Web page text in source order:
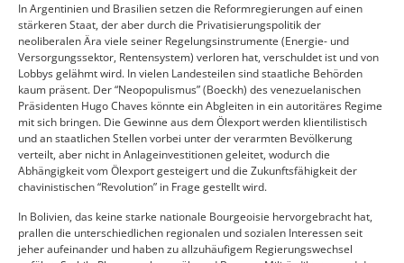
In Argentinien und Brasilien setzen die Reformregierungen auf einen
stärkeren Staat, der aber durch die Privatisierungspolitik der
neoliberalen Ära viele seiner Regelungsinstrumente (Energie- und
Versorgungssektor, Rentensystem) verloren hat, verschuldet ist und von
Lobbys gelähmt wird. In vielen Landesteilen sind staatliche Behörden
kaum präsent. Der “Neopopulismus” (Boeckh) des venezuelanischen
Präsidenten Hugo Chaves könnte ein Abgleiten in ein autoritäres Regime
mit sich bringen. Die Gewinne aus dem Ölexport werden klientilistisch
und an staatlichen Stellen vorbei unter der verarmten Bevölkerung
verteilt, aber nicht in Anlageinvestitionen geleitet, wodurch die
Abhängigkeit vom Ölexport gesteigert und die Zukunftsfähigkeit der
chavinistischen “Revolution” in Frage gestellt wird.
In Bolivien, das keine starke nationale Bourgeoisie hervorgebracht hat,
prallen die unterschiedlichen regionalen und sozialen Interessen seit
jeher aufeinander und haben zu allzuhäufigem Regierungswechsel